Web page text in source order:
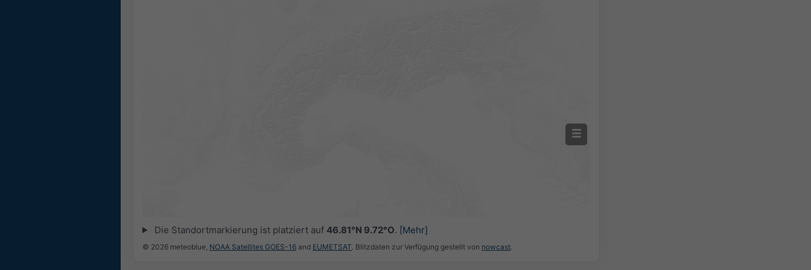
Die Standortmarkierung ist platziert auf 46.81°N 9.72°O. [Mehr]
© 2026 meteoblue, NOAA Satellites GOES-16 and EUMETSAT. Blitzdaten zur Verfügung gestellt von nowcast.